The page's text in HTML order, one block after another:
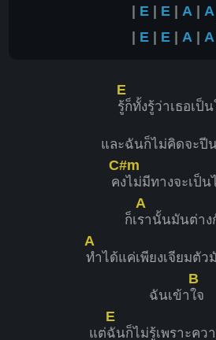
| E| E| A | A
| E| E| A | A
E
รู้ก็ทั้งรู้ว่าเธอเป็
และฉันก็ไม่คิดจะปี
ค
C#m
งไม่มีทางจะเป็น
ก็เ
A
รานั้นมันต่าง
A
ทำได้แค่เพียงเจียมตัว
ฉันเข้า
B
ใจ
แต่
E
ฉันก็ไม่รู้เพราะคว